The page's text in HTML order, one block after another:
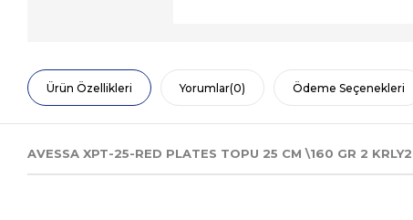
Ürün Özellikleri Yorumlar(0) Ödeme Seçenekleri
AVESSA XPT-25-RED PLATES TOPU 25 CM \160 GR 2 KRLY2